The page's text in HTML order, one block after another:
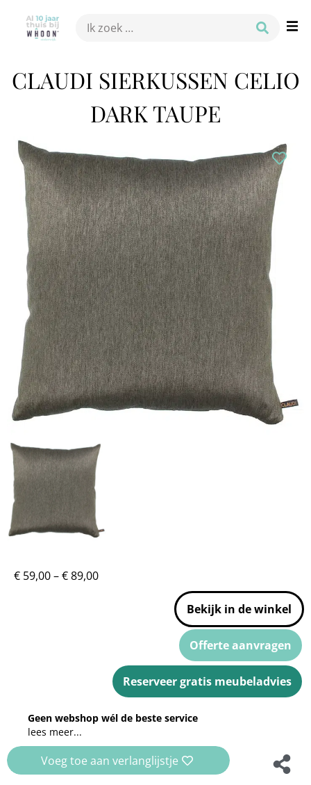
CLAUDI SIERKUSSEN CELIO
DARK TAUPE
€ 59,00–€89,00
Bekijk in de winkel
Offerte aanvragen
Reserveer gratis meubeladvies
Geen webshop wél de beste service
lees meer...
Voeg toe aan verlanglijstje